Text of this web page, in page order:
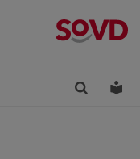
Finden